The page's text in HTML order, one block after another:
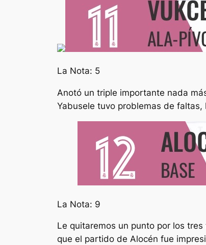
La Nota: 5
Anotó un triple importante nada
Yabusele tuvo problemas de
La Nota: 9
Le quitaremos un punto por los
que el partido de Alocén fue